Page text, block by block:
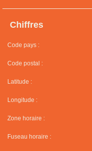
Chiffres
Code pays :
Code postal :
Latitude :
Longitude :
Zone horaire :
Fuseau horaire :